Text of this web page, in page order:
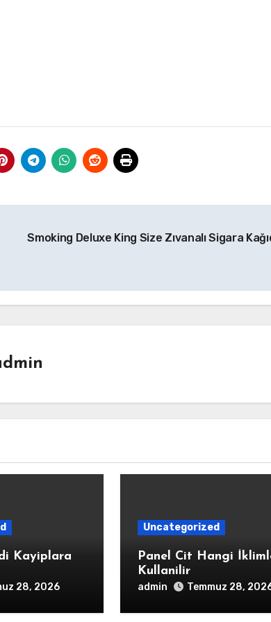
Smoking Deluxe King Size Zıvanalı Sigara
Kayiplara
28, 2026
Uncategorized
Panel Cit Hangi
Kullanilir
admin Temmuz 28,